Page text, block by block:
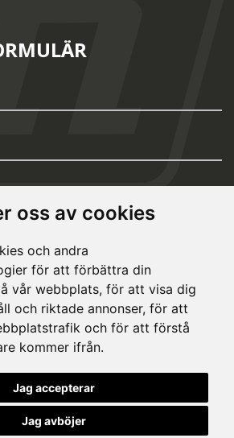
oss av cookies
och andra
för att förbättra din
vår webbplats, för att visa dig
och riktade annonser, för att
och för att förstå
kommer ifrån.
Jag accepterar
Jag avböjer
rights reserved. Made by
reCAPTCHA and the GooglePrivacy Policy
Dataskyddsbeskrivning